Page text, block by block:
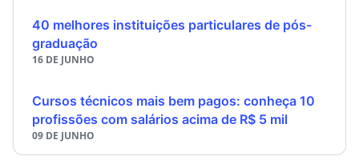
40 melhores instituições particulares de pós-
graduação
16 DE JUNHO
Cursos técnicos mais bem pagos: conheça 10
profissões com salários acima de R$ 5 mil
09 DE JUNHO